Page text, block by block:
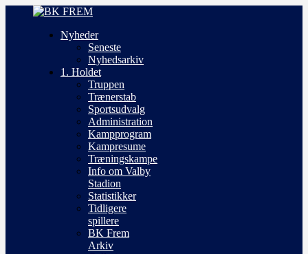
Nyheder
Seneste
Nyhedsarkiv
1. Holdet
Truppen
Trænerstab
Sportsudvalg
Administration
Kampprogram
Kampresume
Træningskampe
Info om Valby
Stadion
Statistikker
Tidligere
spillere
BK Frem
Arkiv